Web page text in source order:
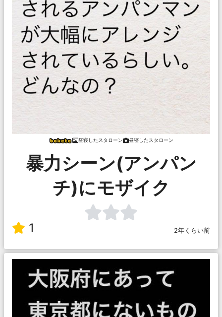
昼寝したスタローン 昼寝したスタローン
暴力シーン(アンパン
チ)にモザイク
1 2年くらい前